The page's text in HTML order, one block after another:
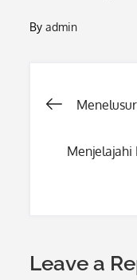
Byadmin
Post
Menjelajahi
Leave a